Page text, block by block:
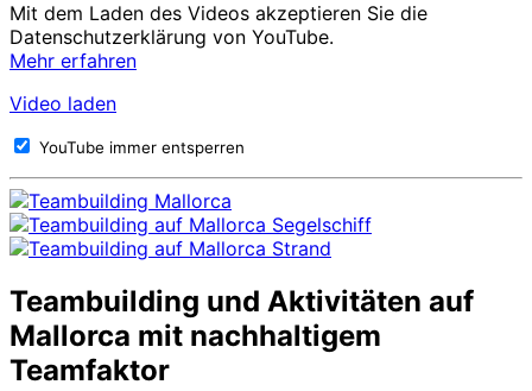
Mit dem Laden des Videos akzeptieren Sie die
Datenschutzerklärung von YouTube.
Mehr erfahren
Video laden
YouTube immer entsperren
Teambuilding und Aktivitäten auf
Mallorca mit nachhaltigem
Teamfaktor